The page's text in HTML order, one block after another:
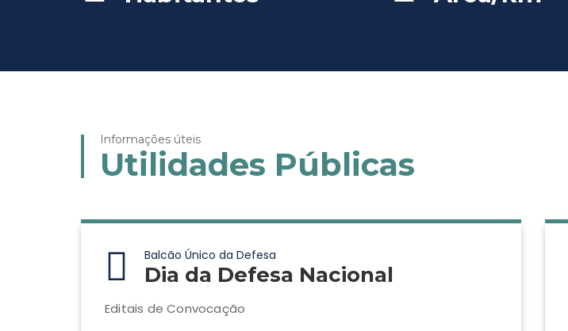
Informações úteis
Utilidades Públicas
Balcão Único da Defesa
Dia da Defesa Nacional
Editais de Convocação